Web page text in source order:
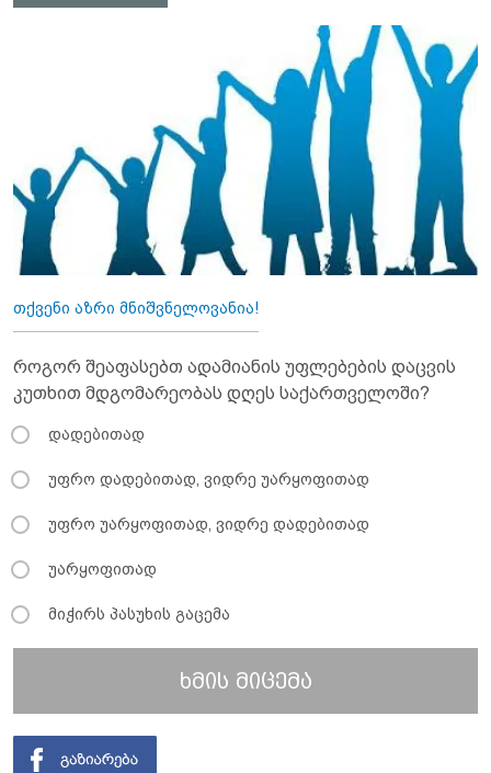
თქვენი აზრი მნიშვნელოვანია!
როგორ შეაფასებთ ადამიანის უფლებების დაცვის
კუთხით მდგომარეობას დღეს საქართველოში?
დადებითად
უფრო დადებითად, ვიდრე უარყოფითად
უფრო უარყოფითად, ვიდრე დადებითად
უარყოფითად
მიჭირს პასუხის გაცემა
ხმის მიცემა